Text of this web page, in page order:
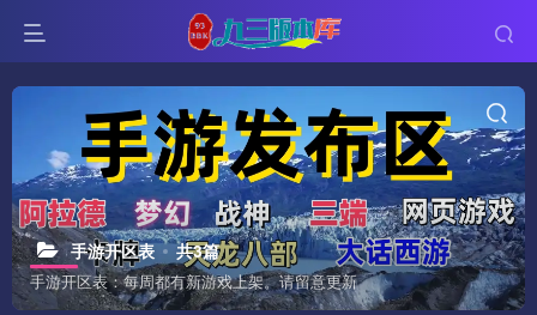
手游开区表 共3篇
手游开区表：每周都有新游戏上架。请留意更新